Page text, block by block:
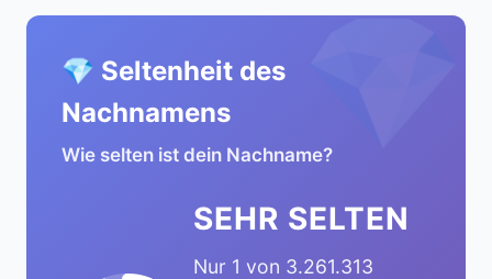
💎
💎 Seltenheit des
Nachnamens
Wie selten ist dein Nachname?
SEHR SELTEN
Nur 1 von 3.261.313